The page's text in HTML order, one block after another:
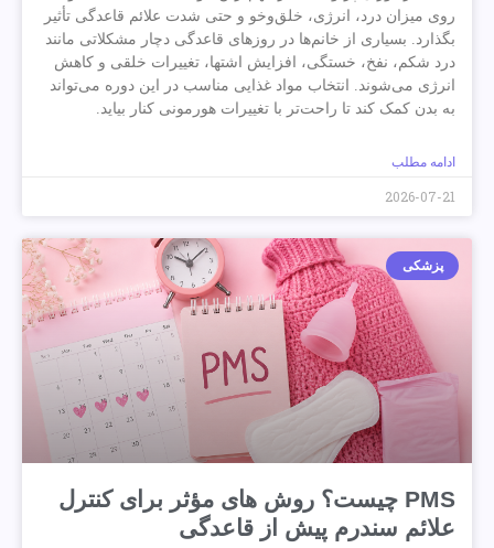
روی میزان درد، انرژی، خلق‌وخو و حتی شدت علائم قاعدگی تأثیر
بگذارد. بسیاری از خانم‌ها در روزهای قاعدگی دچار مشکلاتی مانند
درد شکم، نفخ، خستگی، افزایش اشتها، تغییرات خلقی و کاهش
انرژی می‌شوند. انتخاب مواد غذایی مناسب در این دوره می‌تواند
به بدن کمک کند تا راحت‌تر با تغییرات هورمونی کنار بیاید.
ادامه مطلب
2026-07-21
پزشکی
PMS چیست؟ روش های مؤثر برای کنترل
علائم سندرم پیش از قاعدگی